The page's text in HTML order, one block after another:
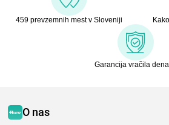
459 prevzemnih mest v Sloveniji
Garancija vračila
O nas